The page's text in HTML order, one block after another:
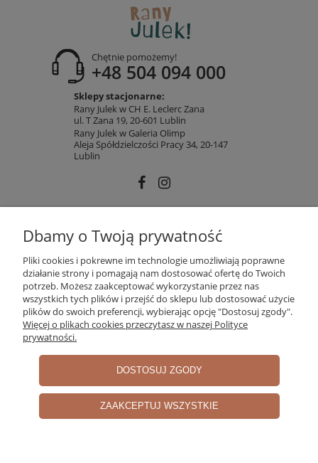
Chętnie pomożemy!
+48 504 094 000
Sklepy stacjonarne:
Rany Julek w CH E. Leclerc Zana
ul. T Zana 19, 20-601 Lublin
Rany Julek w Galeria Olimp
Aleja Spółdzielczości Pracy 34, 20-147
Lublin
INFORMACJE
MOJE KONTO
PŁATNOŚCI I DOSTAWA
O NAS
Dbamy o Twoją prywatność
Pliki cookies i pokrewne im technologie umożliwiają poprawne
działanie strony i pomagają nam dostosować ofertę do Twoich
potrzeb. Możesz zaakceptować wykorzystanie przez nas
wszystkich tych plików i przejść do sklepu lub dostosować użycie
plików do swoich preferencji, wybierając opcję "Dostosuj zgody".
Więcej o plikach cookies przeczytasz w naszej Polityce
prywatności.
DOSTOSUJ ZGODY
ZAAKCEPTUJ WSZYSTKIE